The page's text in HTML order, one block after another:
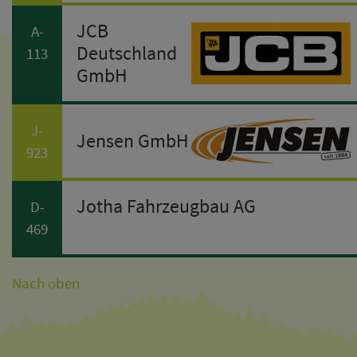
A-
113
JCB
Deutschland
GmbH
J-
923
Jensen GmbH
D-
469
Jotha Fahrzeugbau AG
Nach oben